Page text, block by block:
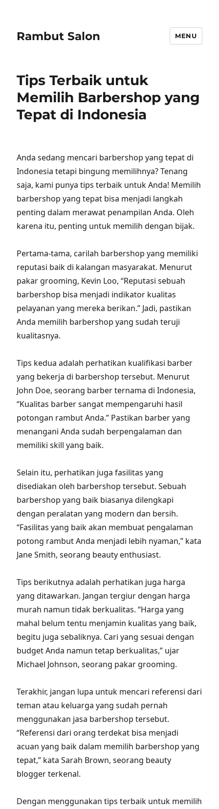
Rambut Salon MENU
Tips Terbaik untuk
Memilih Barbershop yang
Tepat di Indonesia
Anda sedang mencari barbershop yang tepat di
Indonesia tetapi bingung memilihnya? Tenang
saja, kami punya tips terbaik untuk Anda! Memilih
barbershop yang tepat bisa menjadi langkah
penting dalam merawat penampilan Anda. Oleh
karena itu, penting untuk memilih dengan bijak.
Pertama-tama, carilah barbershop yang memiliki
reputasi baik di kalangan masyarakat. Menurut
pakar grooming, Kevin Loo, “Reputasi sebuah
barbershop bisa menjadi indikator kualitas
pelayanan yang mereka berikan.” Jadi, pastikan
Anda memilih barbershop yang sudah teruji
kualitasnya.
Tips kedua adalah perhatikan kualifikasi barber
yang bekerja di barbershop tersebut. Menurut
John Doe, seorang barber ternama di Indonesia,
“Kualitas barber sangat mempengaruhi hasil
potongan rambut Anda.” Pastikan barber yang
menangani Anda sudah berpengalaman dan
memiliki skill yang baik.
Selain itu, perhatikan juga fasilitas yang
disediakan oleh barbershop tersebut. Sebuah
barbershop yang baik biasanya dilengkapi
dengan peralatan yang modern dan bersih.
“Fasilitas yang baik akan membuat pengalaman
potong rambut Anda menjadi lebih nyaman,” kata
Jane Smith, seorang beauty enthusiast.
Tips berikutnya adalah perhatikan juga harga
yang ditawarkan. Jangan tergiur dengan harga
murah namun tidak berkualitas. “Harga yang
mahal belum tentu menjamin kualitas yang baik,
begitu juga sebaliknya. Cari yang sesuai dengan
budget Anda namun tetap berkualitas,” ujar
Michael Johnson, seorang pakar grooming.
Terakhir, jangan lupa untuk mencari referensi dari
teman atau keluarga yang sudah pernah
menggunakan jasa barbershop tersebut.
“Referensi dari orang terdekat bisa menjadi
acuan yang baik dalam memilih barbershop yang
tepat,” kata Sarah Brown, seorang beauty
blogger terkenal.
Dengan menggunakan tips terbaik untuk memilih